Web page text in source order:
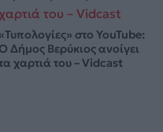
«Τυπολογίες» στο YouTube:
Ο Δήμος Βερύκιος ανοίγει
χαρτιά του – Vidcast